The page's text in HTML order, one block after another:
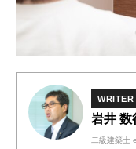
WRITER
岩井 数
二級建築士